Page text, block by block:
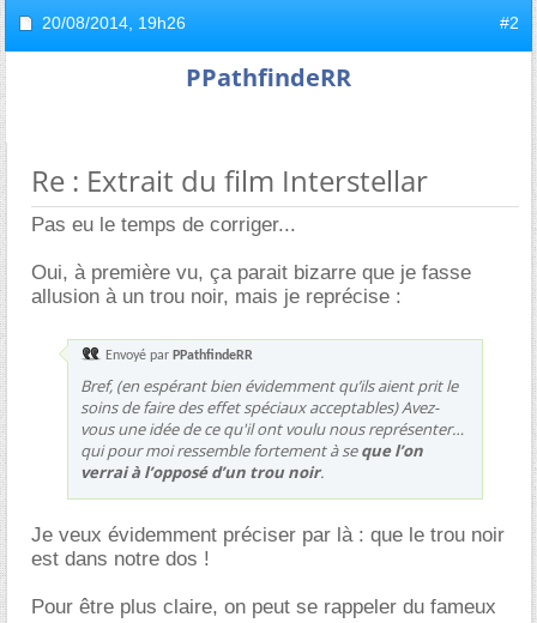
20/08/2014, 19h26 #2
PPathfindeRR
Re : Extrait du film Interstellar
Pas eu le temps de corriger...
Oui, à première vu, ça parait bizarre que je fasse
allusion à un trou noir, mais je reprécise :
Envoyé par PPathfindeRR
Bref, (en espérant bien évidemment qu’ils aient prit le
soins de faire des effet spéciaux acceptables) Avez-
vous une idée de ce qu'il ont voulu nous représenter
qui pour moi ressemble fortement à seque l’on
verrai à l’opposé d’un trou noir.
Je veux évidemment préciser par là : que le trou noir
est dans notre dos !
Pour être plus claire, on peut se rappeler du fameux